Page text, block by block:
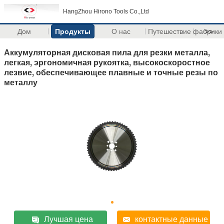
HangZhou Hirono Tools Co.,Ltd
Дом Продукты О нас Путешествие фабрики
>>
Аккумуляторная дисковая пила для резки металла,
легкая, эргономичная рукоятка, высокоскоростное
лезвие, обеспечивающее плавные и точные резы по
металлу
Лучшая цена контактные данные